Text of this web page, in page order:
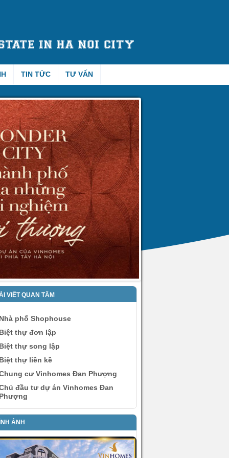
TIN TỨC TƯ VẤN
VIẾT QUAN TÂM
phố Shophouse
thự đơn lập
thự song lập
thự liền kề
cư Vinhomes Đan Phượng
đầu tư dự án Vinhomes Đan
ẢNH